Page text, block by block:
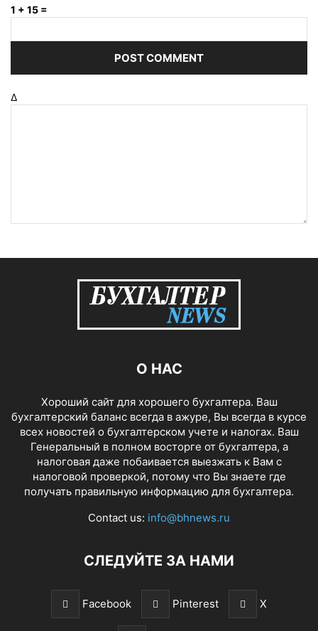
1 + 15 =
Δ
О НАС
Хороший сайт для хорошего бухгалтера. Ваш
бухгалтерский баланс всегда в ажуре, Вы всегда в курсе
всех новостей о бухгалтерском учете и налогах. Ваш
Генеральный в полном восторге от бухгалтера, а
налоговая даже побаивается выезжать к Вам с
налоговой проверкой, потому что Вы знаете где
получать правильную информацию для бухгалтера.
Contact us: info@bhnews.ru
СЛЕДУЙТЕ ЗА НАМИ
Facebook Pinterest X